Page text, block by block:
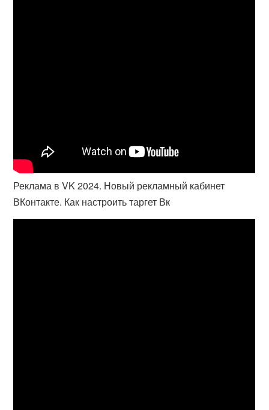
Реклама в VK 2024. Новый рекламный кабинет
ВКонтакте. Как настроить таргет Вк